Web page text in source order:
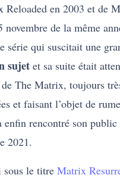
Reloaded en 2003 et de
novembre de la même
série qui suscitait une
sujet et sa suite était
The Matrix, toujours
et faisant l’objet de
enfin rencontré son public
2021.
sous le titreMatrix